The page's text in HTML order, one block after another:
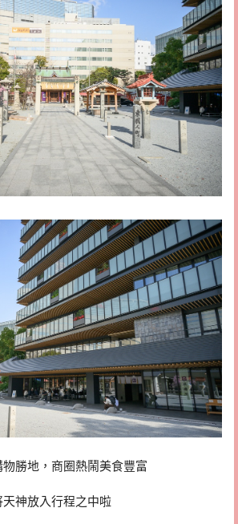
勝地，商圈熱鬧美食豐富
神放入行程之中啦